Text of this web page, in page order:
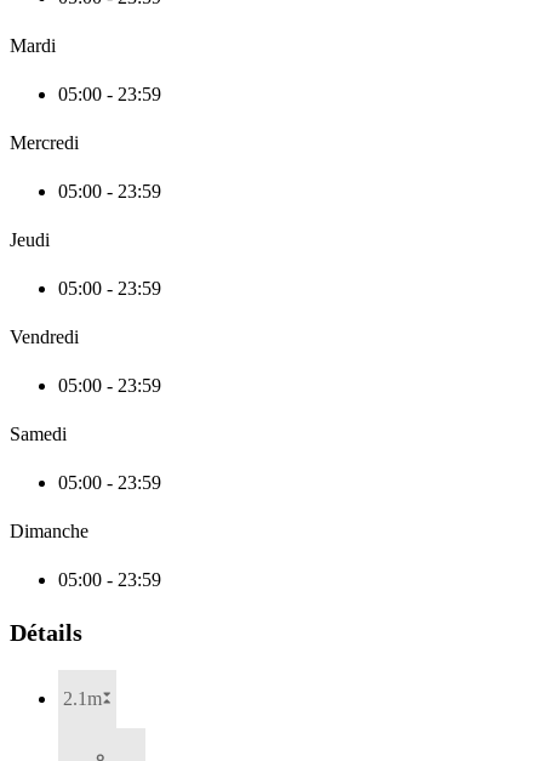
Mardi
05:00 - 23:59
Mercredi
05:00 - 23:59
Jeudi
05:00 - 23:59
Vendredi
05:00 - 23:59
Samedi
05:00 - 23:59
Dimanche
05:00 - 23:59
Détails
2.1m